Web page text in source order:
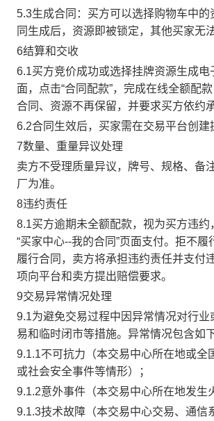
5.3生成合同：买方可以选择购物车中
同生成后，资源即被锁定，其他买家无
6结算和交收
6.1买方竞价成功或选择挂牌资源生成
面，点击“合同配款”，完成在线全额配
合同、资源不再保留，并要求买方依约
6.2合同生效后，买家需在交易平台创
7数量、重量异议处理
卖方不受理质量异议，牌号、规格、备
厂为准。
8违约责任
8.1买方逾期未全额配款，视为买方违
“买家中心--我的合同”页面支付。拒不
履行合同，卖方将承担违约责任并支付
项向平台和卖方提出赔偿要求。
9交易异常情况处理
9.1为避免交易过程中因异常情况对行
易和临时闭市等措施。异常情况包含如
9.1.1不可抗力（本交易中心所在地或
或社会安全事件等情形）；
9.1.2意外事件（本交易中心所在地发
9.1.3技术故障（本交易中心交易、通